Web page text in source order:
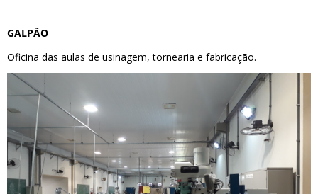
GALPÃO
Oficina das aulas de usinagem, tornearia e fabricação.